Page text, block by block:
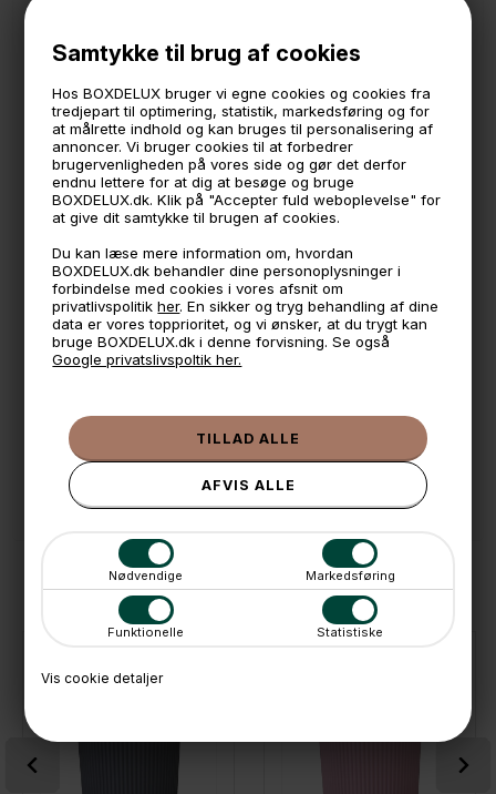
Samtykke til brug af cookies
Hos BOXDELUX bruger vi egne cookies og cookies fra
tredjepart til optimering, statistik, markedsføring og for
at målrette indhold og kan bruges til personalisering af
annoncer. Vi bruger cookies til at forbedrer
brugervenligheden på vores side og gør det derfor
endnu lettere for at dig at besøge og bruge
BOXDELUX.dk. Klik på "Accepter fuld weboplevelse" for
at give dit samtykke til brugen af cookies.
Du kan læse mere information om, hvordan
BOXDELUX.dk behandler dine personoplysninger i
forbindelse med cookies i vores afsnit om
privatlivspolitikher. En sikker og tryg behandling af dine
data er vores topprioritet, og vi ønsker, at du trygt kan
bruge BOXDELUX.dk i denne forvisning. Se også
Google privatslivspoltik her.
Nødvendige Markedsføring
Funktionelle Statistiske
Vis cookie detaljer
opbevaring af diverse madvarer i køkkenet. Den kan også
stå i haven, da den kan klare op til minus 20 grader.
Mål:
Højde: 26,5 cm.
Diameter: 27 cm.
Indhold: 10 liter.
*Samme farve fås i forskellige størrelser.
🕚 Bestil inden 11 & vi sender samme dag på hverdage
🧺 Kan du lægge varen i kurven, er den på lager
🌟 4,9 med over 1200 anmeldelser ★★★★★
💳 Betal med
📱 Kundeservice 50446800 (9-12)
Kundeservice mail@boxdelux.dk(24/7)
ANDRE IDÉER